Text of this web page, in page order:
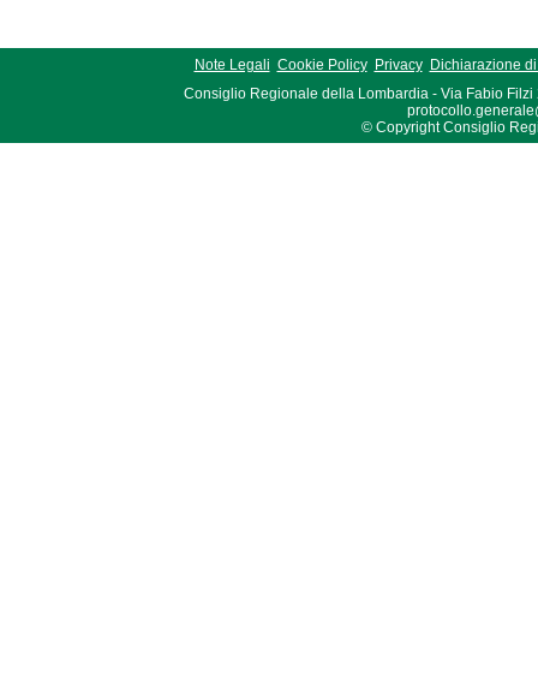
Note Legali Cookie Policy Privacy
Dichiarazione
Consiglio Regionale della Lombardia - Via Fabio Filzi
© Copyright Consiglio